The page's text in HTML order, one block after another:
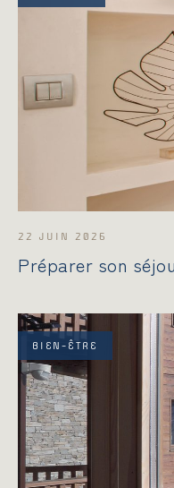
22 JUIN 2026
Préparer son
BIEN-ÊTRE